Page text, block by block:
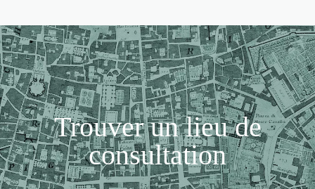
Trouver un lieu de
consultation